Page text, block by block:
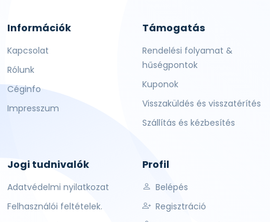
Információk
Kapcsolat
Rólunk
Céginfo
Impresszum
Támogatás
Rendelési folyamat &
hűségpontok
Kuponok
Visszaküldés és visszatérítés
Szállítás és kézbesítés
Jogi tudnivalók
Adatvédelmi nyilatkozat
Felhasználói feltételek.
Profil
Belépés
Regisztráció